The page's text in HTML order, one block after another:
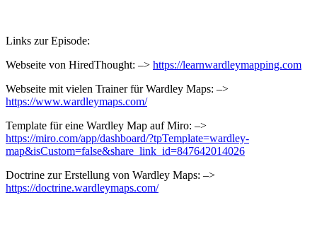
Links zur Episode:
Webseite von HiredThought: –> https://learnwardleymapping.com
Webseite mit vielen Trainer für Wardley Maps: –>
https://www.wardleymaps.com/
Template für eine Wardley Map auf Miro: –>
https://miro.com/app/dashboard/?tpTemplate=wardley-
map&isCustom=false&share_link_id=847642014026
Doctrine zur Erstellung von Wardley Maps: –>
https://doctrine.wardleymaps.com/